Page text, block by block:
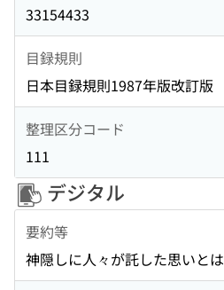
33154433
目録規則
日本目録規則1987年版改訂版
整理区分コード
111
デジタル
要約等
神隠しに人々が託した思いとは